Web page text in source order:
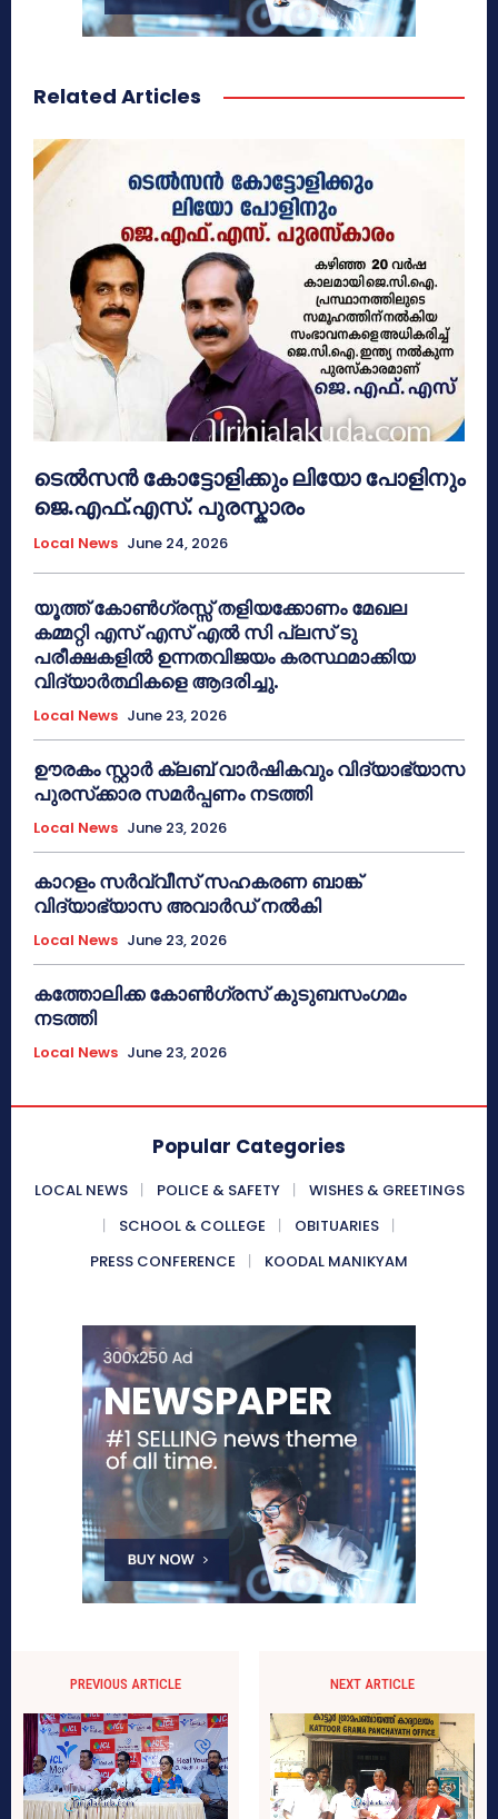
Related Articles
ടെൽസൻ കോട്ടോളിക്കും ലിയോ പോളിനും
ജെ.എഫ്.എസ്. പുരസ്കാരം
Local News June 24, 2026
യൂത്ത് കോൺഗ്രസ്സ് തളിയക്കോണം മേഖല
കമ്മറ്റി എസ് എസ് എൽ സി പ്ലസ് ടു
പരീക്ഷകളിൽ ഉന്നതവിജയം കരസ്ഥമാക്കിയ
വിദ്യാർത്ഥികളെ ആദരിച്ചു.
Local News June 23, 2026
ഊരകം സ്റ്റാർ ക്ലബ് വാർഷികവും വിദ്യാഭ്യാസ
പുരസ്‌ക്കാര സമർപ്പണം നടത്തി
Local News June 23, 2026
കാറളം സർവ്വീസ് സഹകരണ ബാങ്ക്
വിദ്യാഭ്യാസ അവാർഡ് നൽകി
Local News June 23, 2026
കത്തോലിക്ക കോൺഗ്രസ് കുടുബസംഗമം
നടത്തി
Local News June 23, 2026
Popular Categories
LOCAL NEWS POLICE & SAFETY
WISHES & GREETINGS
SCHOOL & COLLEGE
OBITUARIES
PRESS CONFERENCE
KOODAL MANIKYAM
PREVIOUS ARTICLE NEXT ARTICLE